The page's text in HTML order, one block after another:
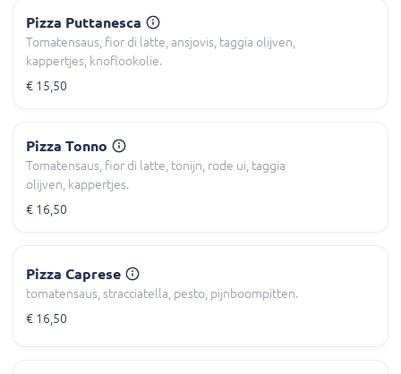
Pizza Puttanesca
Tomatensaus, fior di latte, ansjovis, taggia olijven,
kappertjes, knoflookolie.
€ 15,50
Pizza Tonno
Tomatensaus, fior di latte, tonijn, rode ui, taggia
olijven, kappertjes.
€ 16,50
Pizza Caprese
tomatensaus, stracciatella, pesto, pijnboompitten.
€ 16,50